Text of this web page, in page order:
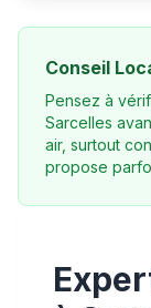
Conseil
Pensez à
Sarcelles
air, surtout
propose